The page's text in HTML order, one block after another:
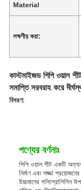
Material
লক্ষণীয় করা:
কাস্টমাইজড পিপি ওয়াল
সমাপ্তি সরবরাহ করে
বিবরণ:
পণ্যের বর্ণনাঃ
পিপি ওয়াল শীট একটি
নির্মাণ এবং সজ্জা
উচ্চমানের পলিপ্রোপিলিন